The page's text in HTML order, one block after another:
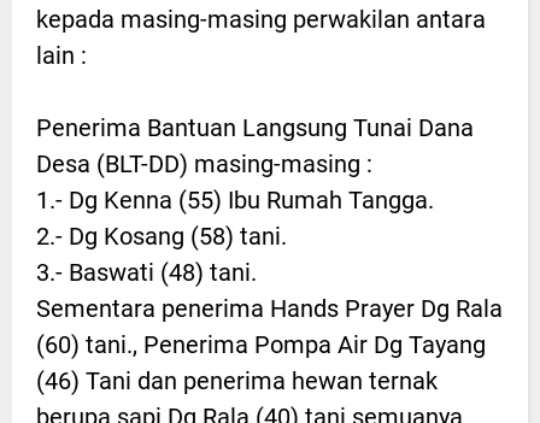
kepada masing-masing perwakilan antara
lain :
Penerima Bantuan Langsung Tunai Dana
Desa (BLT-DD) masing-masing :
1.- Dg Kenna (55) Ibu Rumah Tangga.
2.- Dg Kosang (58) tani.
3.- Baswati (48) tani.
Sementara penerima Hands Prayer Dg Rala
(60) tani., Penerima Pompa Air Dg Tayang
(46) Tani dan penerima hewan ternak